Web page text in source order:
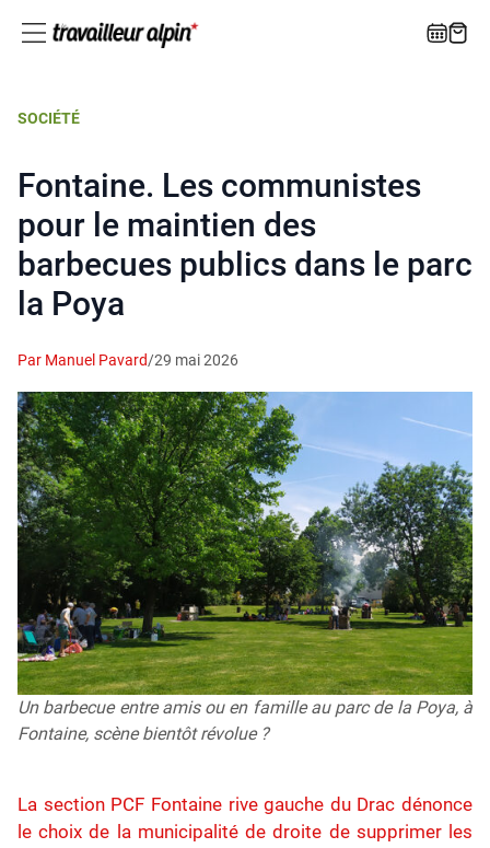
SOCIÉTÉ
Fontaine. Les communistes
pour le maintien des
barbecues publics dans le parc
la Poya
Par Manuel Pavard/29 mai 2026
Un barbecue entre amis ou en famille au parc de la Poya, à
Fontaine, scène bientôt révolue ?
La section PCF Fontaine rive gauche du Drac dénonce
le choix de la municipalité de droite de supprimer les